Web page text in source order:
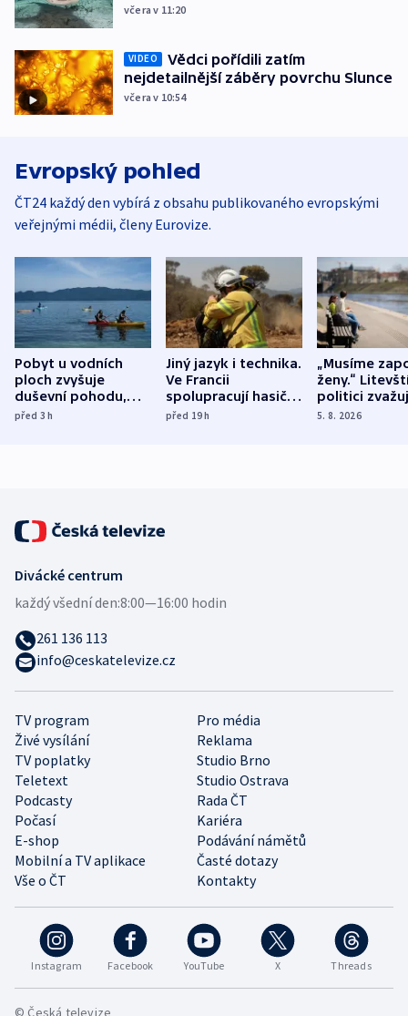
včera v 11:20
VIDEO
Vědci pořídili zatím
nejdetailnější záběry povrchu Slunce
včera v 10:54
Evropský pohled
ČT24 každý den vybírá z obsahu publikovaného evropskými
veřejnými médii, členy Eurovize.
Pobyt u vodních
ploch zvyšuje
duševní pohodu,
ukázala
před 3h
Jiný jazyk i technika.
Ve Francii
spolupracují hasiči z
různých zemí
před 19h
„Musíme
ženy.“
politici
dohodu o
5. 8. 2026
Instagram Facebook YouTube X Threads
TV program
Pro média
Živé vysílání
Reklama
TV poplatky
Studio Brno
Teletext
Studio Ostrava
Podcasty
Rada ČT
Počasí
Kariéra
E-shop
Podávání námětů
Mobilní a TV aplikace
Časté dotazy
Vše o ČT
Kontakty
Divácké centrum
každý všední den:8:00—16:00 hodin
261 136 113
info@ceskatelevize.cz